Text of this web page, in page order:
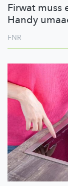
Firwat muss
Handy
FNR